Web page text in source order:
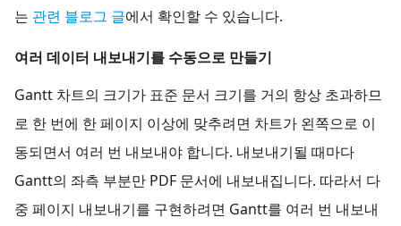
는 관련 블로그 글에서 확인할 수 있습니다.
여러 데이터 내보내기를 수동으로 만들기
Gantt 차트의 크기가 표준 문서 크기를 거의 항상 초과하므
로 한 번에 한 페이지 이상에 맞추려면 차트가 왼쪽으로 이
동되면서 여러 번 내보내야 합니다. 내보내기될 때마다
Gantt의 좌측 부분만 PDF 문서에 내보내집니다. 따라서 다
중 페이지 내보내기를 구현하려면 Gantt를 여러 번 내보내